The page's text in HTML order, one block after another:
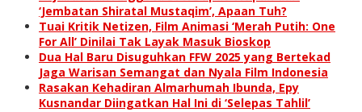
‘Jembatan Shiratal Mustaqim’, Apaan Tuh?
Tuai Kritik Netizen, Film Animasi ‘Merah Putih: One
For All’ Dinilai Tak Layak Masuk Bioskop
Dua Hal Baru Disuguhkan FFW 2025 yang Bertekad
Jaga Warisan Semangat dan Nyala Film Indonesia
Rasakan Kehadiran Almarhumah Ibunda, Epy
Kusnandar Diingatkan Hal Ini di ‘Selepas Tahlil’